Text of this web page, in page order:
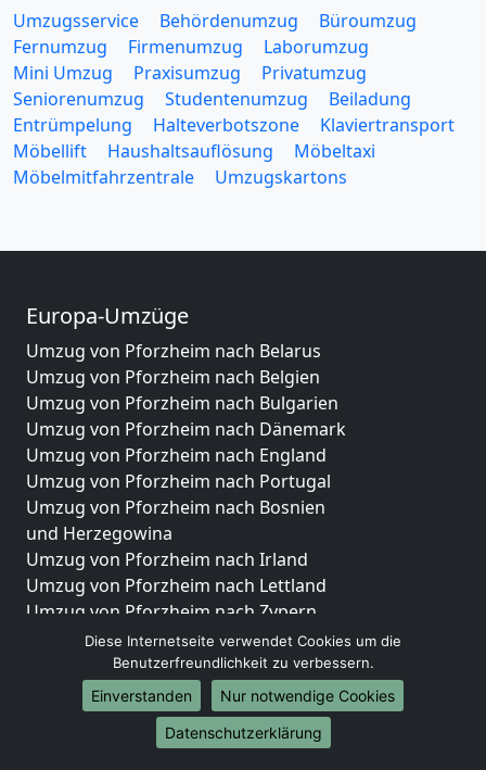
Umzugsservice Behördenumzug
Büroumzug
Fernumzug
Firmenumzug
Laborumzug
Mini Umzug
Praxisumzug
Privatumzug
Seniorenumzug
Studentenumzug
Beiladung
Entrümpelung
Halteverbotszone
Klaviertransport
Möbellift
Haushaltsauflösung
Möbeltaxi
Möbelmitfahrzentrale
Umzugskartons
Europa-Umzüge
Umzug von Pforzheim nach Belarus
Umzug von Pforzheim nach Belgien
Umzug von Pforzheim nach Bulgarien
Umzug von Pforzheim nach Dänemark
Umzug von Pforzheim nach England
Umzug von Pforzheim nach Portugal
Umzug von Pforzheim nach Bosnien
und Herzegowina
Umzug von Pforzheim nach Irland
Umzug von Pforzheim nach Lettland
Umzug von Pforzheim nach Zypern
Umzug von Pforzheim nach Kroatien
Umzug von Pforzheim nach Estland
Umzug von Pforzheim nach Finnland
Umzug von Pforzheim nach Frankreich
Umzug von Pforzheim nach Griechenland
Diese Internetseite verwendet Cookies um die
Benutzerfreundlichkeit zu verbessern.
Einverstanden
Nur notwendige Cookies
Datenschutzerklärung